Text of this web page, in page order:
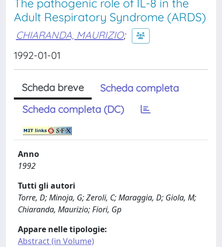
The pathogenic role of IL-8 in the
Adult Respiratory Syndrome (ARDS)
CHIARANDA, MAURIZIO;
1992-01-01
Scheda breve
Scheda completa
Scheda completa (DC)
Anno
1992
Tutti gli autori
Torre, D; Minoja, G; Zeroli, C; Maraggia, D; Giola, M;
Chiaranda, Maurizio; Fiori, Gp
Appare nelle tipologie:
Abstract (in Volume)